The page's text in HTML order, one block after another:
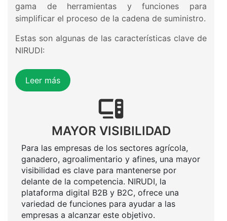
gama de herramientas y funciones para
simplificar el proceso de la cadena de suministro.
Estas son algunas de las características clave de
NIRUDI:
Leer más
MAYOR VISIBILIDAD
Para las empresas de los sectores agrícola,
ganadero, agroalimentario y afines, una mayor
visibilidad es clave para mantenerse por
delante de la competencia. NIRUDI, la
plataforma digital B2B y B2C, ofrece una
variedad de funciones para ayudar a las
empresas a alcanzar este objetivo.